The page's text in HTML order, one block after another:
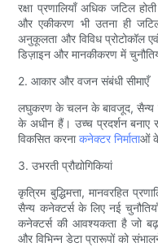
रक्षा प्रणालियाँ अधिक जटिल
और एकीकरण भी उतना ही
अनुकूलता और विविध प्रोटोकॉल
डिज़ाइन और मानकीकरण में
2. आकार और वजन संबंधी सीमाएँ
लघुकरण के चलन के बावजूद, सैन्य
के अधीन हैं। उच्च प्रदर्शन बनाए
विकसित करनाकनेक्टर निर्माताओं के
3. उभरती प्रौद्योगिकियां
कृत्रिम बुद्धिमत्ता, मानवरहित
सैन्य कनेक्टर्स के लिए नई
कनेक्टर्स की आवश्यकता है जो
और विभिन्न डेटा प्रारूपों को